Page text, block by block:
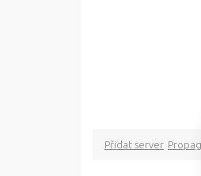
Přidat server